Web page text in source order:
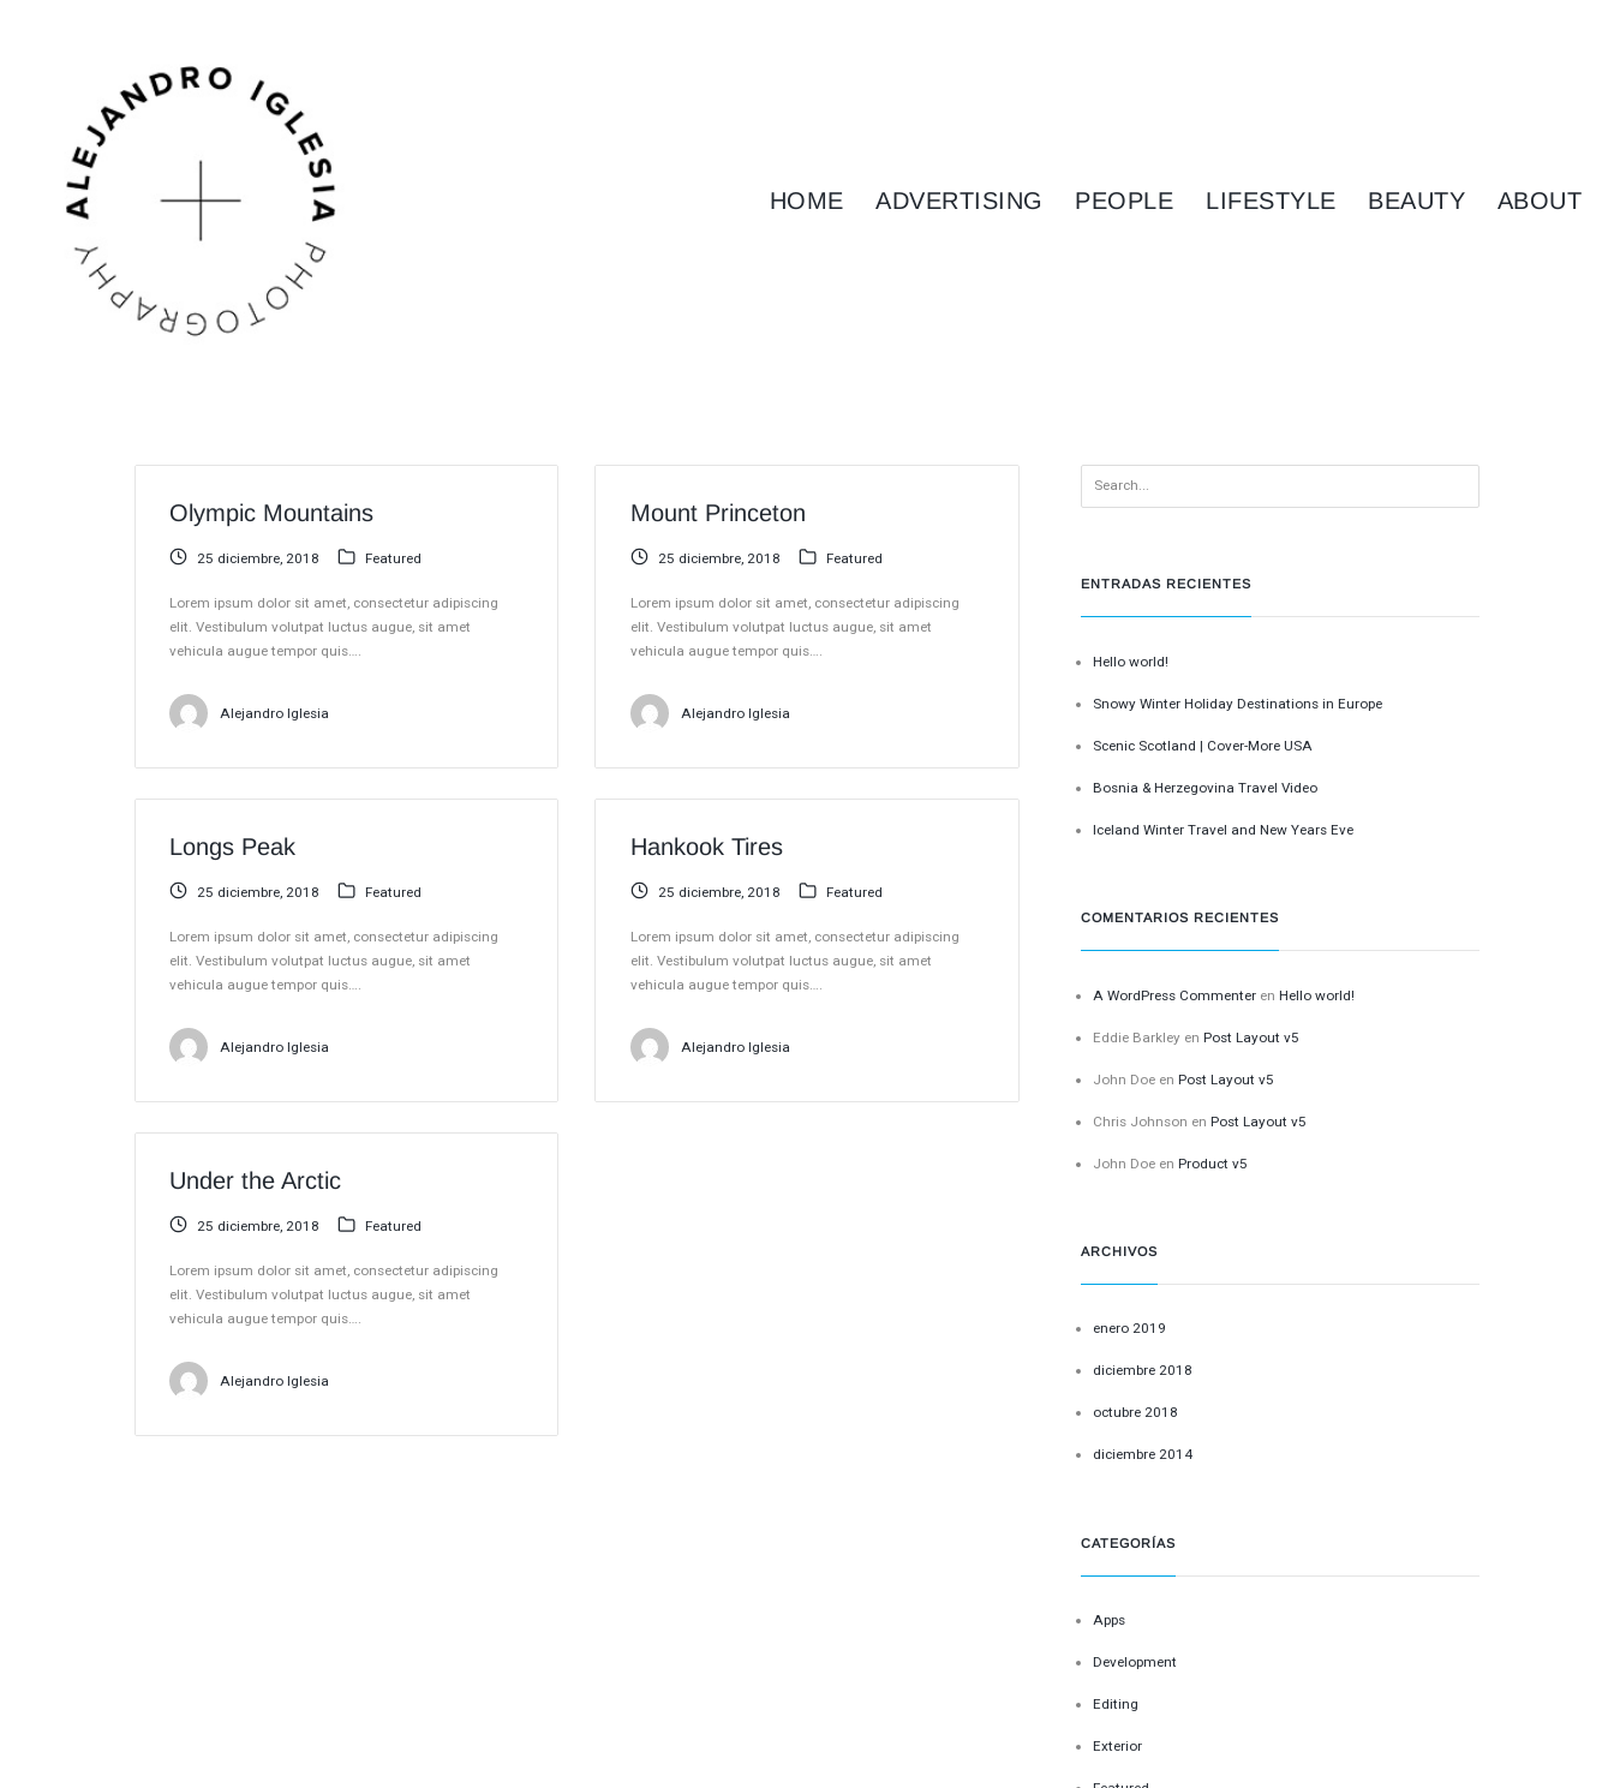
HOME ADVERTISING PEOPLE LIFESTYLE BEAUTY ABOUT
Olympic Mountains
25 diciembre, 2018 Featured
Lorem ipsum dolor sit amet, consectetur adipiscing
elit. Vestibulum volutpat luctus augue, sit amet
vehicula augue tempor quis….
Alejandro Iglesia
Mount Princeton
25 diciembre, 2018 Featured
Lorem ipsum dolor sit amet, consectetur adipiscing
elit. Vestibulum volutpat luctus augue, sit amet
vehicula augue tempor quis….
Alejandro Iglesia
Longs Peak
25 diciembre, 2018 Featured
Lorem ipsum dolor sit amet, consectetur adipiscing
elit. Vestibulum volutpat luctus augue, sit amet
vehicula augue tempor quis….
Alejandro Iglesia
Hankook Tires
25 diciembre, 2018 Featured
Lorem ipsum dolor sit amet, consectetur adipiscing
elit. Vestibulum volutpat luctus augue, sit amet
vehicula augue tempor quis….
Alejandro Iglesia
Under the Arctic
25 diciembre, 2018 Featured
Lorem ipsum dolor sit amet, consectetur adipiscing
elit. Vestibulum volutpat luctus augue, sit amet
vehicula augue tempor quis….
Alejandro Iglesia
ENTRADAS RECIENTES
Hello world!
Snowy Winter Holiday Destinations in Europe
Scenic Scotland | Cover-More USA
Bosnia & Herzegovina Travel Video
Iceland Winter Travel and New Years Eve
COMENTARIOS RECIENTES
A WordPress Commenter enHello world!
Eddie Barkley enPost Layout v5
John Doe enPost Layout v5
Chris Johnson enPost Layout v5
John Doe enProduct v5
ARCHIVOS
enero 2019
diciembre 2018
octubre 2018
diciembre 2014
CATEGORÍAS
Apps
Development
Editing
Exterior